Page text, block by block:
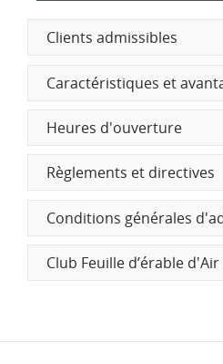
Clients admissibles
Caractéristiques et
Heures d'ouverture
Règlements et directives
Conditions générales
Club Feuille d’érable